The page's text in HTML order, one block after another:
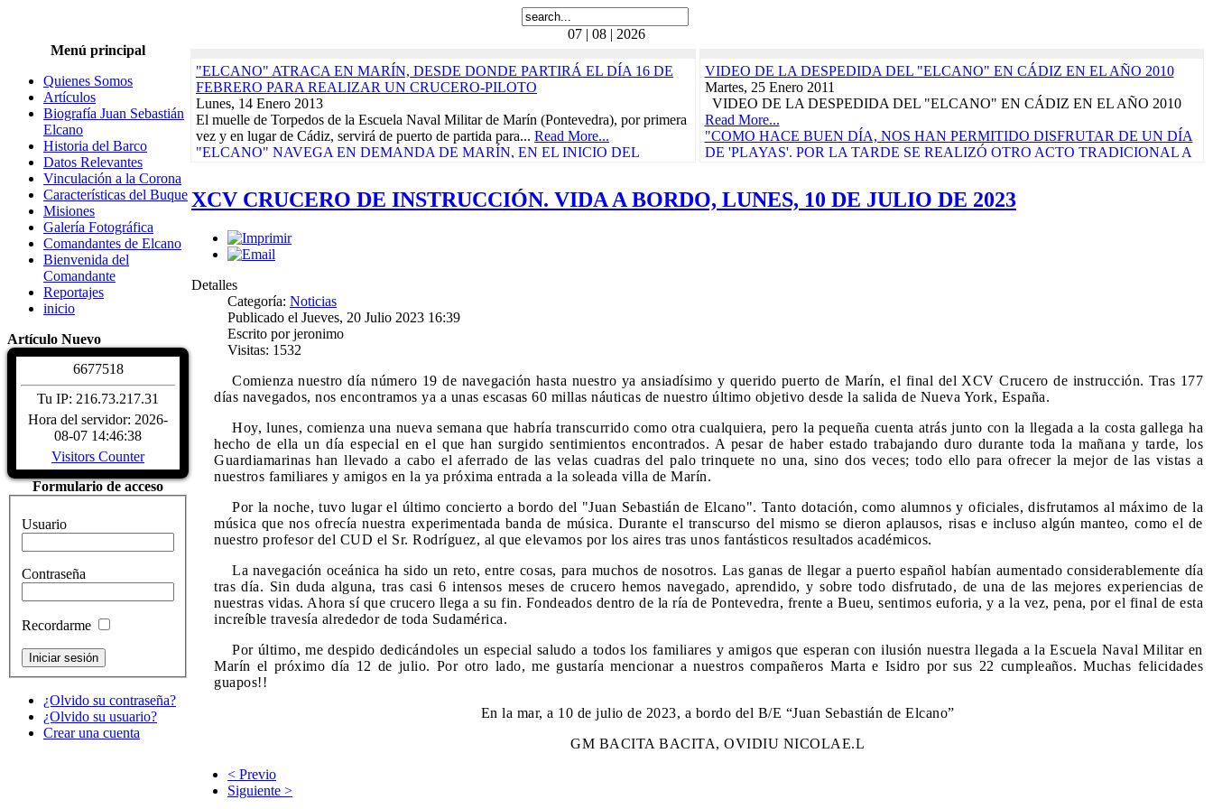
07 | 08 | 2026
Menú principal
Quienes Somos
Artículos
Biografía Juan Sebastián
Elcano
Historia del Barco
Datos Relevantes
Vinculación a la Corona
Características del Buque
Misiones
Galería Fotográfica
Comandantes de Elcano
Bienvenida del
Comandante
Reportajes
inicio
Artículo Nuevo
6677518
Tu IP: 216.73.217.31
Hora del servidor: 2026-
08-07 14:46:38
Visitors Counter
Formulario de acceso
Usuario
Contraseña
Recordarme
¿Olvido su contraseña?
¿Olvido su usuario?
Crear una cuenta
"ELCANO" ATRACA EN MARÍN, DESDE DONDE PARTIRÁ EL DÍA 16 DE
FEBRERO PARA REALIZAR UN CRUCERO-PILOTO
Lunes, 14 Enero 2013
El muelle de Torpedos de la Escuela Naval Militar de Marín (Pontevedra), por primera
vez y en lugar de Cádiz, servirá de puerto de partida para... Read More...
"ELCANO" NAVEGA EN DEMANDA DE MARÍN, EN EL INICIO DEL
El buque-escuela de la Armada Española, "Juan Sebastián de Elcano" zarpó el pasado
Actividades de la Asociación. Jornadas Cívico-Militares
Martes, 10 Enero 2012
EXPOSICIONES, REGATAS Y UN CONCIERTO BENÉFICO PRO-
DAMNIFICADOS TERREMOTOS DE LORCA PROTAGONIZARÁN EL
CALENDARIO DE ACTIVIDADES DURANTE EL...
Biografía Juan Sebastián de Elcano
Sábado, 04 Diciembre 2010
Juan Sebastián de Elcano nació en Guetaria, en la actual provincia de Guipúzcoa,
Características del Buque
Sábado, 04 Diciembre 2010
buque. DATOS HISTÓRICOS. ASTILLEROS: ECHEVARRIETA Y
LARRINAGA (CADIZ)....Read More...
VIDEO DE LA DESPEDIDA DEL "ELCANO" EN CÁDIZ EN EL AÑO 2010
Martes, 25 Enero 2011
VIDEO DE LA DESPEDIDA DEL "ELCANO" EN CÁDIZ EN EL AÑO 2010
Read More...
"COMO HACE BUEN DÍA, NOS HAN PERMITIDO DISFRUTAR DE UN DÍA
DE 'PLAYAS'. POR LA TARDE SE REALIZÓ OTRO ACTO TRADICIONAL A
CARIBE
Viernes, 11 Noviembre 2022
La Armada abrió hace un mes una licitación pública para comprar algunos alimentos
"ELCANO" CAPEA EN AGUAS DE PORTUGAL UN FUERTE TEMPORAL
DENTRO DEL TRÁNSITO MARÍN-CASABLANCA
Lunes, 21 Enero 2013
El buque-escuela de la Armada Española "Juan Sebastián de Elcano" zarpó el pasado
XCV CRUCERO DE INSTRUCCIÓN. VIDA A BORDO, LUNES, 10 DE JULIO DE 2023
Detalles
Categoría: Noticias
Publicado el Jueves, 20 Julio 2023 16:39
Escrito por jeronimo
Visitas: 1532
Comienza nuestro día número 19 de navegación hasta nuestro ya ansiadísimo y querido puerto de Marín, el final del XCV Crucero de instrucción. Tras 177
días navegados, nos encontramos ya a unas escasas 60 millas náuticas de nuestro último objetivo desde la salida de Nueva York, España.
Hoy, lunes, comienza una nueva semana que habría transcurrido como otra cualquiera, pero la pequeña cuenta atrás junto con la llegada a la costa gallega ha
hecho de ella un día especial en el que han surgido sentimientos encontrados. A pesar de haber estado trabajando duro durante toda la mañana y tarde, los
Guardiamarinas han llevado a cabo el aferrado de las velas cuadras del palo trinquete no una, sino dos veces; todo ello para ofrecer la mejor de las vistas a
nuestros familiares y amigos en la ya próxima entrada a la soleada villa de Marín.
Por la noche, tuvo lugar el último concierto a bordo del "Juan Sebastián de Elcano". Tanto dotación, como alumnos y oficiales, disfrutamos al máximo de la
música que nos ofrecía nuestra experimentada banda de música. Durante el transcurso del mismo se dieron aplausos, risas e incluso algún manteo, como el de
nuestro profesor del CUD el Sr. Rodríguez, al que elevamos por los aires tras unos fantásticos resultados académicos.
La navegación oceánica ha sido un reto, entre cosas, para muchos de nosotros. Las ganas de llegar a puerto español habían aumentado considerablemente día
tras día. Sin duda alguna, tras casi 6 intensos meses de crucero hemos navegado, aprendido, y sobre todo disfrutado, de una de las mejores experiencias de
nuestras vidas. Ahora sí que crucero llega a su fin. Fondeados dentro de la ría de Pontevedra, frente a Bueu, sentimos euforia, y a la vez, pena, por el final de esta
increíble travesía alrededor de toda Sudamérica.
Por último, me despido dedicándoles un especial saludo a todos los familiares y amigos que esperan con ilusión nuestra llegada a la Escuela Naval Militar en
Marín el próximo día 12 de julio. Por otro lado, me gustaría mencionar a nuestros compañeros Marta e Isidro por sus 22 cumpleaños. Muchas felicidades
guapos!!
En la mar, a 10 de julio de 2023, a bordo del B/E “Juan Sebastián de Elcano”
GM BACITA BACITA, OVIDIU NICOLAE.L
< Previo
Siguiente >